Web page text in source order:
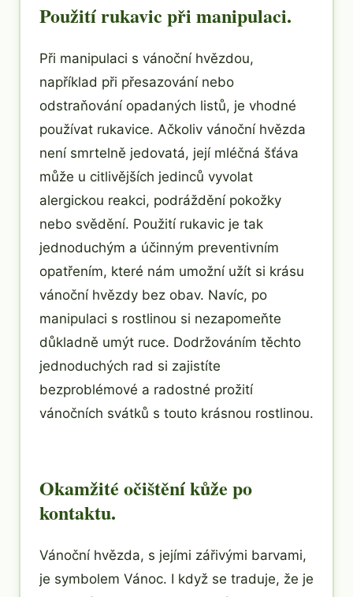
Použití rukavic při manipulaci.
Při manipulaci s vánoční hvězdou,
například při přesazování nebo
odstraňování opadaných listů, je vhodné
používat rukavice. Ačkoliv vánoční hvězda
není smrtelně jedovatá, její mléčná šťáva
může u citlivějších jedinců vyvolat
alergickou reakci, podráždění pokožky
nebo svědění. Použití rukavic je tak
jednoduchým a účinným preventivním
opatřením, které nám umožní užít si krásu
vánoční hvězdy bez obav. Navíc, po
manipulaci s rostlinou si nezapomeňte
důkladně umýt ruce. Dodržováním těchto
jednoduchých rad si zajistíte
bezproblémové a radostné prožití
vánočních svátků s touto krásnou rostlinou.
Okamžité očištění kůže po
kontaktu.
Vánoční hvězda, s jejími zářivými barvami,
je symbolem Vánoc. I když se traduje, že je